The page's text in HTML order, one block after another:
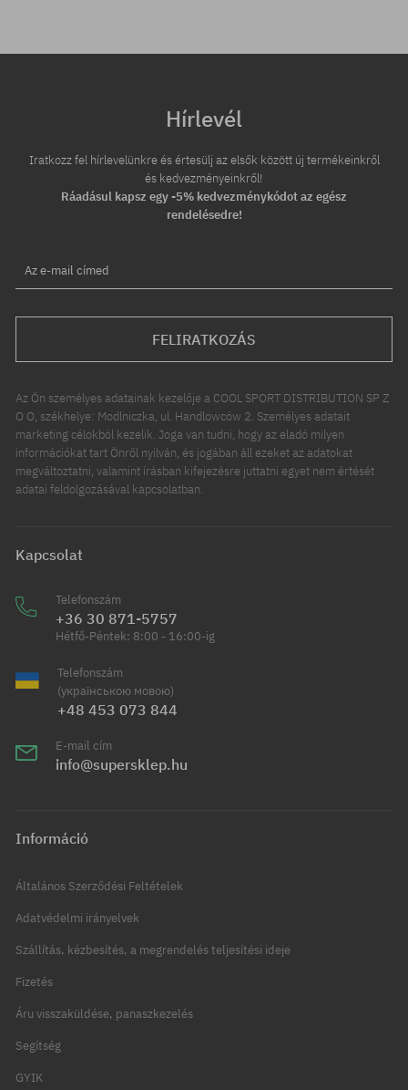
Hírlevél
Iratkozz fel hírlevelünkre és értesülj az elsők között új termékeinkről
és kedvezményeinkről!
Ráadásul kapsz egy -5% kedvezménykódot az egész
rendelésedre!
Az e-mail címed
FELIRATKOZÁS
Az Ön személyes adatainak kezelője a COOL SPORT DISTRIBUTION SP Z
O O, székhelye: Modlniczka, ul. Handlowców 2. Személyes adatait
marketing célokból kezelik. Joga van tudni, hogy az eladó milyen
információkat tart Önről nyilván, és jogában áll ezeket az adatokat
megváltoztatni, valamint írásban kifejezésre juttatni egyet nem értését
adatai feldolgozásával kapcsolatban.
Kapcsolat
Telefonszám
+36 30 871-5757
Hétfő-Péntek: 8:00 - 16:00-ig
Telefonszám
(українською мовою)
+48 453 073 844
E-mail cím
info@supersklep.hu
Információ
Általános Szerződési Feltételek
Adatvédelmi irányelvek
Szállítás, kézbesítés, a megrendelés teljesítési ideje
Fizetés
Áru visszaküldése, panaszkezelés
Segítség
GYIK